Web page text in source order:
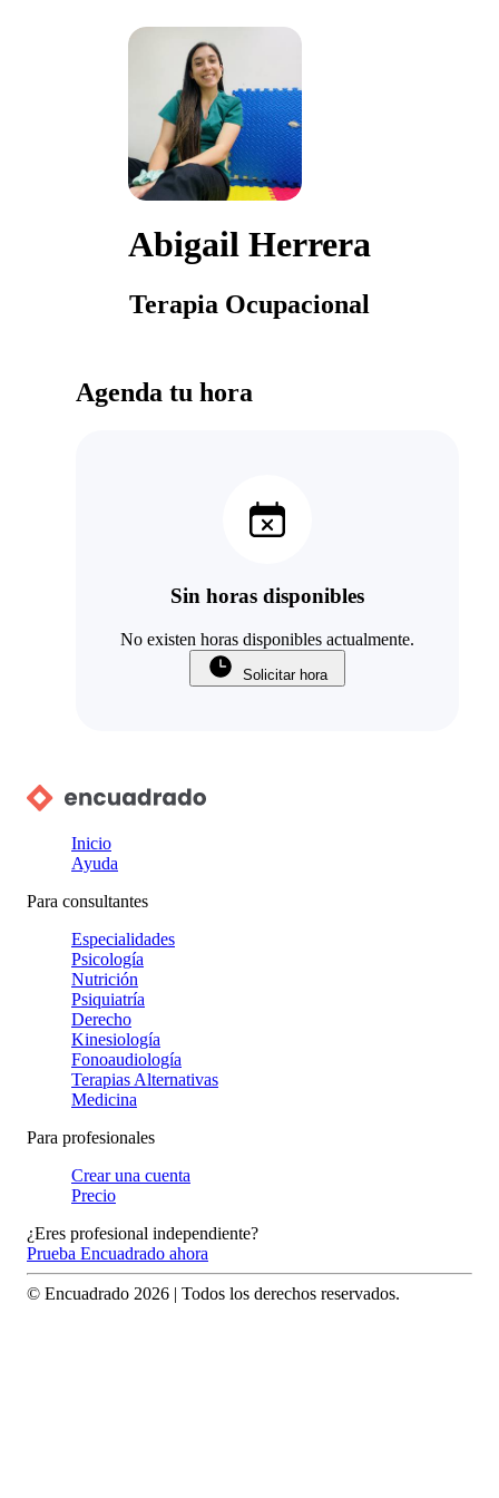
Abigail Herrera
Terapia Ocupacional
Agenda tu hora
Sin horas disponibles
No existen horas disponibles actualmente.
Solicitar hora
Inicio
Ayuda
Para consultantes
Especialidades
Psicología
Nutrición
Psiquiatría
Derecho
Kinesiología
Fonoaudiología
Terapias Alternativas
Medicina
Para profesionales
Crear una cuenta
Precio
¿Eres profesional independiente?
Prueba Encuadrado ahora
© Encuadrado 2026 | Todos los derechos reservados.